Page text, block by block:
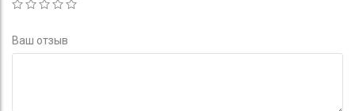
Ваш отзыв